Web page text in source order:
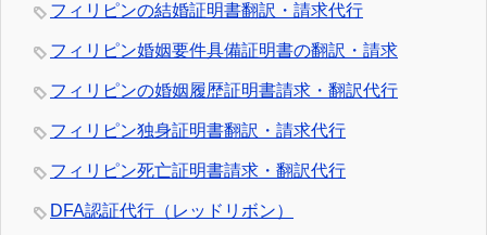
フィリピンの結婚証明書翻訳・請求代行
フィリピン婚姻要件具備証明書の翻訳・請求
フィリピンの婚姻履歴証明書請求・翻訳代行
フィリピン独身証明書翻訳・請求代行
フィリピン死亡証明書請求・翻訳代行
DFA認証代行（レッドリボン）